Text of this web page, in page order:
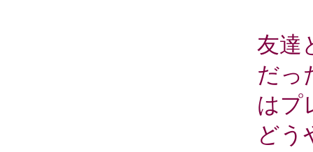
友達
だっ
はプ
どう